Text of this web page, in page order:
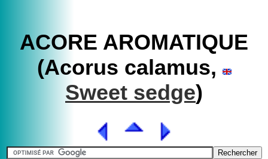
ACORE AROMATIQUE
(Acorus calamus,
Sweet sedge)